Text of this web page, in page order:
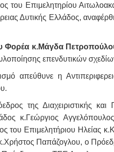
του Επιμελητηρίου
Δυτικής Ελλάδος,
Φορέα κ.Μάγδα
επενδυτικών
απεύθυνε η
της Διαχειριστικής
κ.Γεώργιος
του Επιμελητήριου Ηλείας
Παπάζογλου, ο